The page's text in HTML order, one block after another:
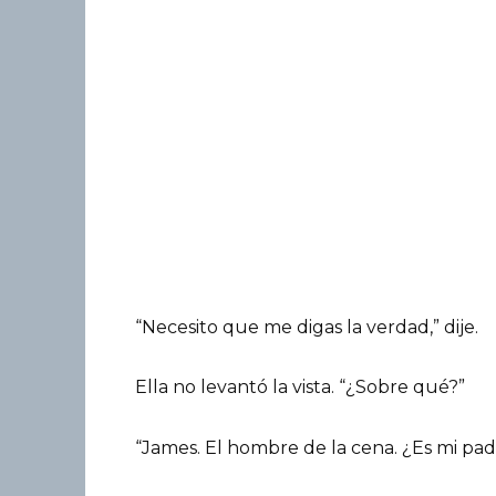
“Necesito que me digas la verdad,” dije.
Ella no levantó la vista. “¿Sobre qué?”
“James. El hombre de la cena. ¿Es mi